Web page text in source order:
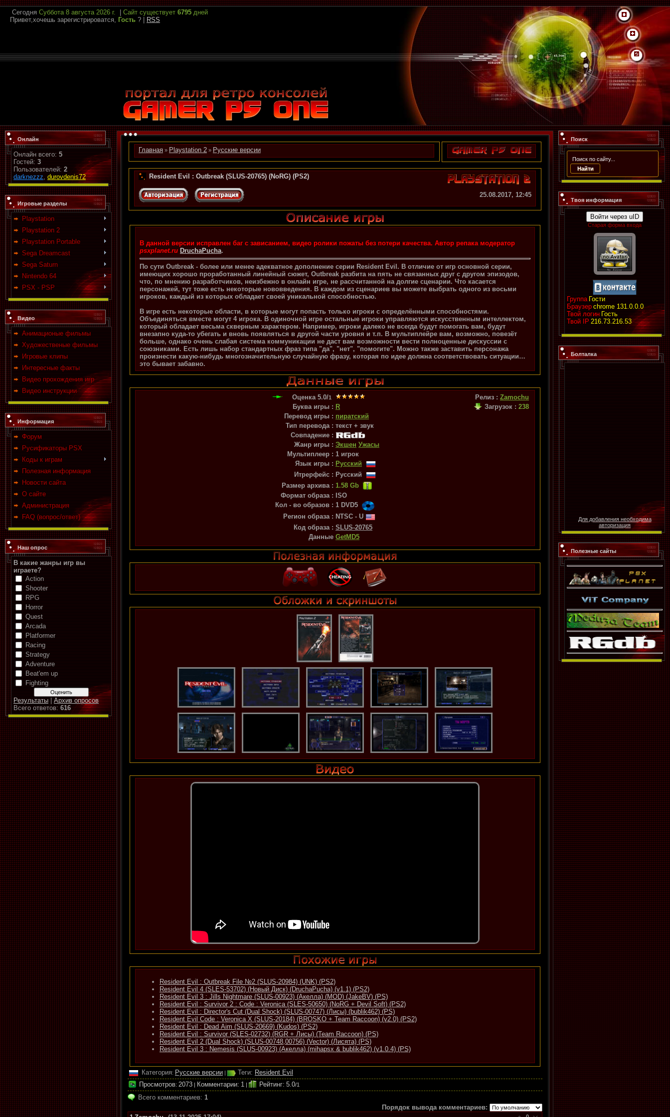
Сегодня Суббота 8 августа 2026 г. Сайт существует 6795 дней
Привет,хочешь зарегистрироватся, Гость ? RSS
Онлайн
Онлайн всего: 5
Гостей: 3
Пользователей: 2
darknezzz, durovdenis72
Игровые разделы
Playstation
Playstation 2
Playstation Portable
Sega Dreamcast
Sega Saturn
Nintendo 64
PSX - PSP
Видео
Анимационые фильмы
Художественые фильмы
Игровые клипы
Интересные факты
Видео прохождения игр
Видео инструкции
Информация
Форум
Русификаторы PSX
Коды к играм
Полезная информация
Новости сайта
О сайте
Администрация
FAQ (вопрос/ответ)
Наш опрос
В какие жанры игр вы
играете?
Action
Shooter
RPG
Horror
Quest
Arcada
Platformer
Racing
Strategy
Adventure
Beat'em up
Fighting
Результаты
Архив опросов
Всего ответов: 616
Главная » Playstation 2 » Русские версии
Resident Evil : Outbreak (SLUS-20765) (NoRG) (PS2)
25.08.2017, 12:45
В данной версии исправлен баг с зависанием, видео ролики пожаты без потери качества. Автор репака модератор
psxplanet.ru DruchaPucha.
По сути Outbreak - более или менее адекватное дополнение серии Resident Evil. В отличие от игр основной серии,
имеющих хорошо проработанный линейный сюжет, Outbreak разбита на пять не связанных друг с другом эпизодов,
что, по мнению разработчиков, неизбежно в онлайн игре, не рассчитанной на долгие сценарии. Что касается
персонажей, тут тоже есть некоторые нововведения. В каждом из сценариев вы можете выбрать одного из восьми
игроков, каждый из которых обладает своей уникальной способностью.
В игре есть некоторые области, в которые могут попасть только игроки с определёнными способностями.
Объединяться вместе могут 4 игрока. В одиночной игре остальные игроки управляются искусственным интеллектом,
который обладает весьма скверным характером. Например, игроки далеко не всегда будут помогать вам, будут
внезапно куда-то убегать и вновь появляться в другой части уровня и т.п. В мультиплейре вам, возможно, повезёт
больше, однако очень слабая система коммуникации не даст вам возможности вести полноценные дискуссии с
союзниками. Есть лишь набор стандартных фраз типа "да", "нет", "помогите". Можно также заставить персонажа
произнести какую-нибудь многозначительную случайную фразу, которая по идее должна соответствовать ситуации…
это бывает забавно.
Оценка 5.0/1 Релиз : Zamochu
Буква игры : R Загрузок : 238
Перевод игры : пиратский
Тип перевода : текст + звук
Совпадение :
Жанр игры : Экшен Ужасы
Мультиплеер : 1 игрок
Язык игры : Русский
Итрерфейс : Русский
Размер архива : 1.58 Gb
Формат образа : ISO
Кол - во образов : 1 DVD5
Регион образа : NTSC - U
Код образа : SLUS-20765
Данные GetMD5
Resident Evil : Outbreak File №2 (SLUS-20984) (UNK) (PS2)
Resident Evil 4 (SLES-53702) (Новый Диск) (DruchaPucha) (v1.1) (PS2)
Resident Evil 3 : Jills Nightmare (SLUS-00923) (Акелла) (MOD) (JakeBV) (PS)
Resident Evil : Survivor 2 : Code : Veronica (SLES-50650) (NoRG + Devil Soft) (PS2)
Resident Evil : Director's Cut (Dual Shock) (SLUS-00747) (Лисы) (bublik462) (PS)
Resident Evil Code : Veronica X (SLUS-20184) (BROSKO + Team Raccoon) (v2.0) (PS2)
Resident Evil : Dead Aim (SLUS-20669) (Kudos) (PS2)
Resident Evil : Survivor (SLES-02732) (RGR + Лисы) (Team Raccoon) (PS)
Resident Evil 2 (Dual Shock) (SLUS-00748,00756) (Vector) (Лисята) (PS)
Resident Evil 3 : Nemesis (SLUS-00923) (Акелла) (mihapsx & bublik462) (v1.0.4) (PS)
Категория: Русские версии | Теги: Resident Evil
Просмотров: 2073 | Комментарии: 1 | Рейтинг: 5.0/1
Всего комментариев: 1
Порядок вывода комментариев:
Поиск
Твоя информация
Войти через uID
Старая форма входа
Группа Гости
Браузер chrome 131.0.0.0
Твой логин Гость
Твой IP 216.73.216.53
Болталка
Для добавления необходима
авторизация
Полезные сайты